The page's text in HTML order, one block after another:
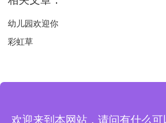
幼儿园欢迎你
彩虹草
版权所有 © 2018-2021 扬州绿宝人造草坪
欢迎来到本网站，请问有什么可